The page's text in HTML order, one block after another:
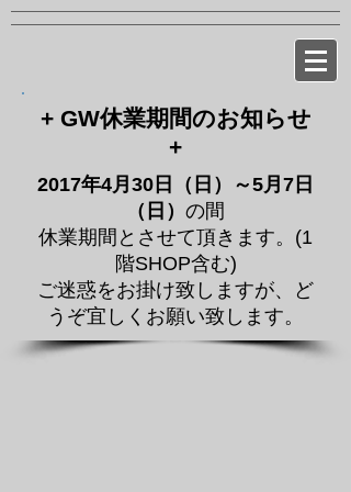
+ GW休業期間のお知らせ
+
2017年4月30日（日）～5月7日
（日） の間
休業期間とさせて頂きます。(1
階SHOP含む)
ご迷惑をお掛け致しますが、ど
うぞ宜しくお願い致します。